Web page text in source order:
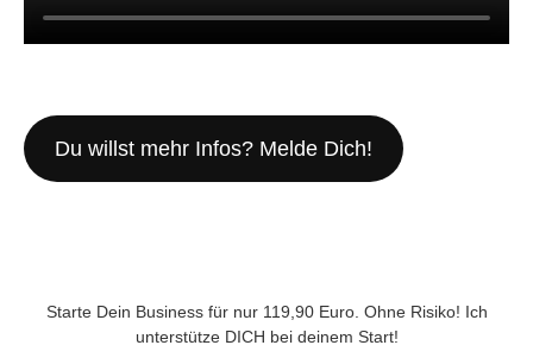
Du willst mehr Infos? Melde Dich!
Starte Dein Business für nur 119,90 Euro. Ohne Risiko! Ich
unterstütze DICH bei deinem Start!